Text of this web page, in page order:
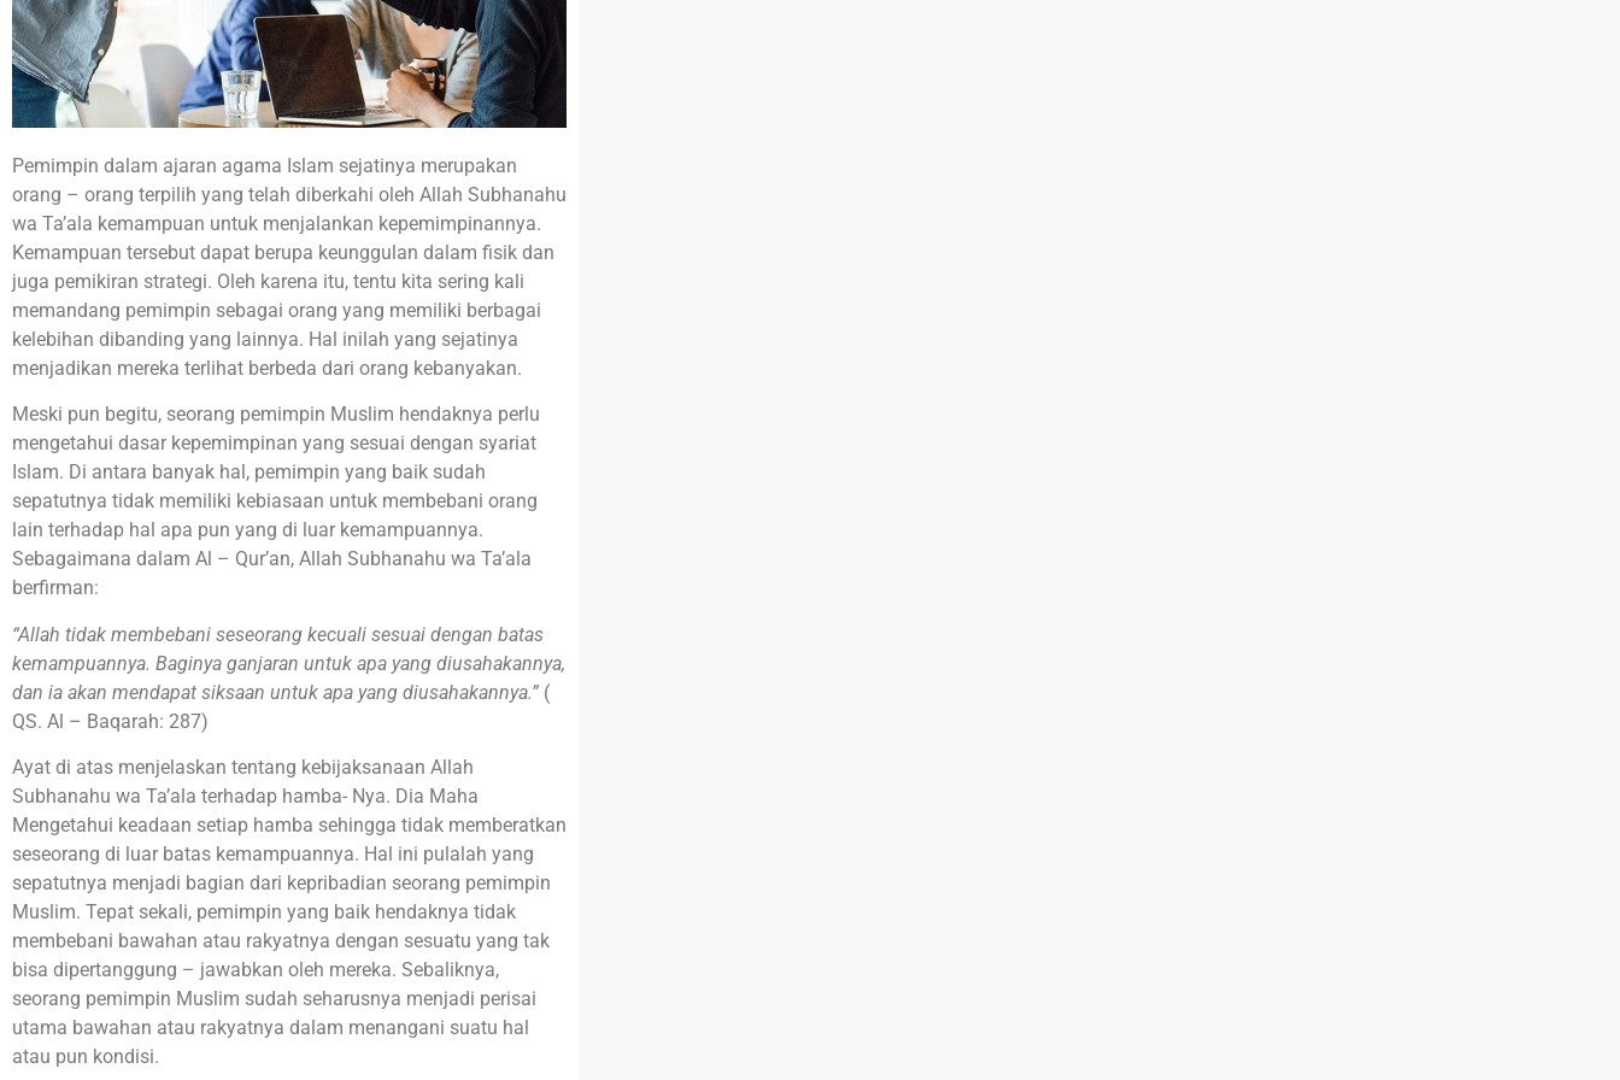
Pemimpin dalam ajaran agama Islam sejatinya merupakan
orang – orang terpilih yang telah diberkahi oleh Allah Subhanahu
wa Ta’ala kemampuan untuk menjalankan kepemimpinannya.
Kemampuan tersebut dapat berupa keunggulan dalam fisik dan
juga pemikiran strategi. Oleh karena itu, tentu kita sering kali
memandang pemimpin sebagai orang yang memiliki berbagai
kelebihan dibanding yang lainnya. Hal inilah yang sejatinya
menjadikan mereka terlihat berbeda dari orang kebanyakan.
Meski pun begitu, seorang pemimpin Muslim hendaknya perlu
mengetahui dasar kepemimpinan yang sesuai dengan syariat
Islam. Di antara banyak hal, pemimpin yang baik sudah
sepatutnya tidak memiliki kebiasaan untuk membebani orang
lain terhadap hal apa pun yang di luar kemampuannya.
Sebagaimana dalam Al – Qur’an, Allah Subhanahu wa Ta’ala
berfirman:
“Allah tidak membebani seseorang kecuali sesuai dengan batas
kemampuannya. Baginya ganjaran untuk apa yang diusahakannya,
dan ia akan mendapat siksaan untuk apa yang diusahakannya.” (
QS. Al – Baqarah: 287)
Ayat di atas menjelaskan tentang kebijaksanaan Allah
Subhanahu wa Ta’ala terhadap hamba- Nya. Dia Maha
Mengetahui keadaan setiap hamba sehingga tidak memberatkan
seseorang di luar batas kemampuannya. Hal ini pulalah yang
sepatutnya menjadi bagian dari kepribadian seorang pemimpin
Muslim. Tepat sekali, pemimpin yang baik hendaknya tidak
membebani bawahan atau rakyatnya dengan sesuatu yang tak
bisa dipertanggung – jawabkan oleh mereka. Sebaliknya,
seorang pemimpin Muslim sudah seharusnya menjadi perisai
utama bawahan atau rakyatnya dalam menangani suatu hal
atau pun kondisi.